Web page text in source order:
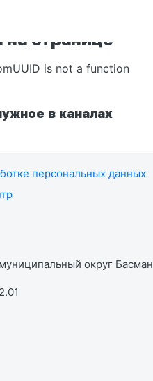
странице
is not a function
в каналах
персональных данных
округ